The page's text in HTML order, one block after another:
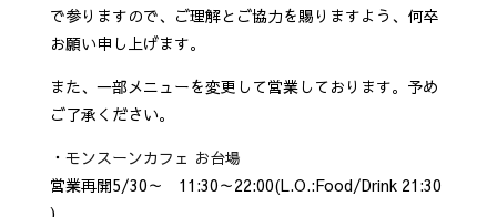
で参りますので、ご理解とご協力を賜りますよう、何卒
お願い申し上げます。
また、一部メニューを変更して営業しております。予め
ご了承ください。
・ モンスーンカフェ お台場
営業再開5/30～ 11:30～22:00(L.O.:Food/Drink 21:30
)